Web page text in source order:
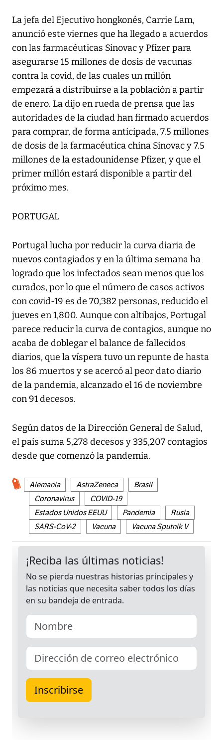
La jefa del Ejecutivo hongkonés, Carrie Lam,
anunció este viernes que ha llegado a acuerdos
con las farmacéuticas Sinovac y Pfizer para
asegurarse 15 millones de dosis de vacunas
contra la covid, de las cuales un millón
empezará a distribuirse a la población a partir
de enero. La dijo en rueda de prensa que las
autoridades de la ciudad han firmado acuerdos
para comprar, de forma anticipada, 7.5 millones
de dosis de la farmacéutica china Sinovac y 7.5
millones de la estadounidense Pfizer, y que el
primer millón estará disponible a partir del
próximo mes.
PORTUGAL
Portugal lucha por reducir la curva diaria de
nuevos contagiados y en la última semana ha
logrado que los infectados sean menos que los
curados, por lo que el número de casos activos
con covid-19 es de 70,382 personas, reducido el
jueves en 1,800. Aunque con altibajos, Portugal
parece reducir la curva de contagios, aunque no
acaba de doblegar el balance de fallecidos
diarios, que la víspera tuvo un repunte de hasta
los 86 muertos y se acercó al peor dato diario
de la pandemia, alcanzado el 16 de noviembre
con 91 decesos.
Según datos de la Dirección General de Salud,
el país suma 5,278 decesos y 335,207 contagios
desde que comenzó la pandemia.
Alemania AstraZeneca
Brasil
Coronavirus
COVID-19
Estados Unidos EEUU
Pandemia
Rusia
SARS-CoV-2
Vacuna Vacuna Sputnik V